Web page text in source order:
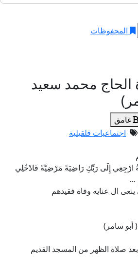
المحفوظات
الحاج محمد سعيد
غامق
اجتماعيات قلقيلية
ارْجِعِي إِلَى رَبِّكِ رَاضِيَةً مَرْضِيَّةً فَادْخُلِي
…
ال عنايه وفاة فقيدهم
أبو سامر)
صلاة الظهر من المسجد القديم